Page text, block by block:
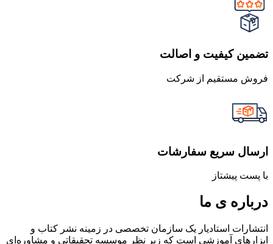
تضمین کیفیت و اصالت
فروش مستقیم از شرکت
ارسال سریع سفارشات
با پست پیشتاز
درباره ی ما
انتشارات استادیار یک سازمان تخصصی در زمینه نشر کتاب و
ابزارهای آموزشی است که زیر نظر موسسه تحقیقاتی و مشاوره‌ای